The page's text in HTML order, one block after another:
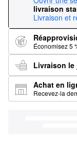
livraison
Livraison et
Économisez 5
Livraison le
Achat en
Recevez-la